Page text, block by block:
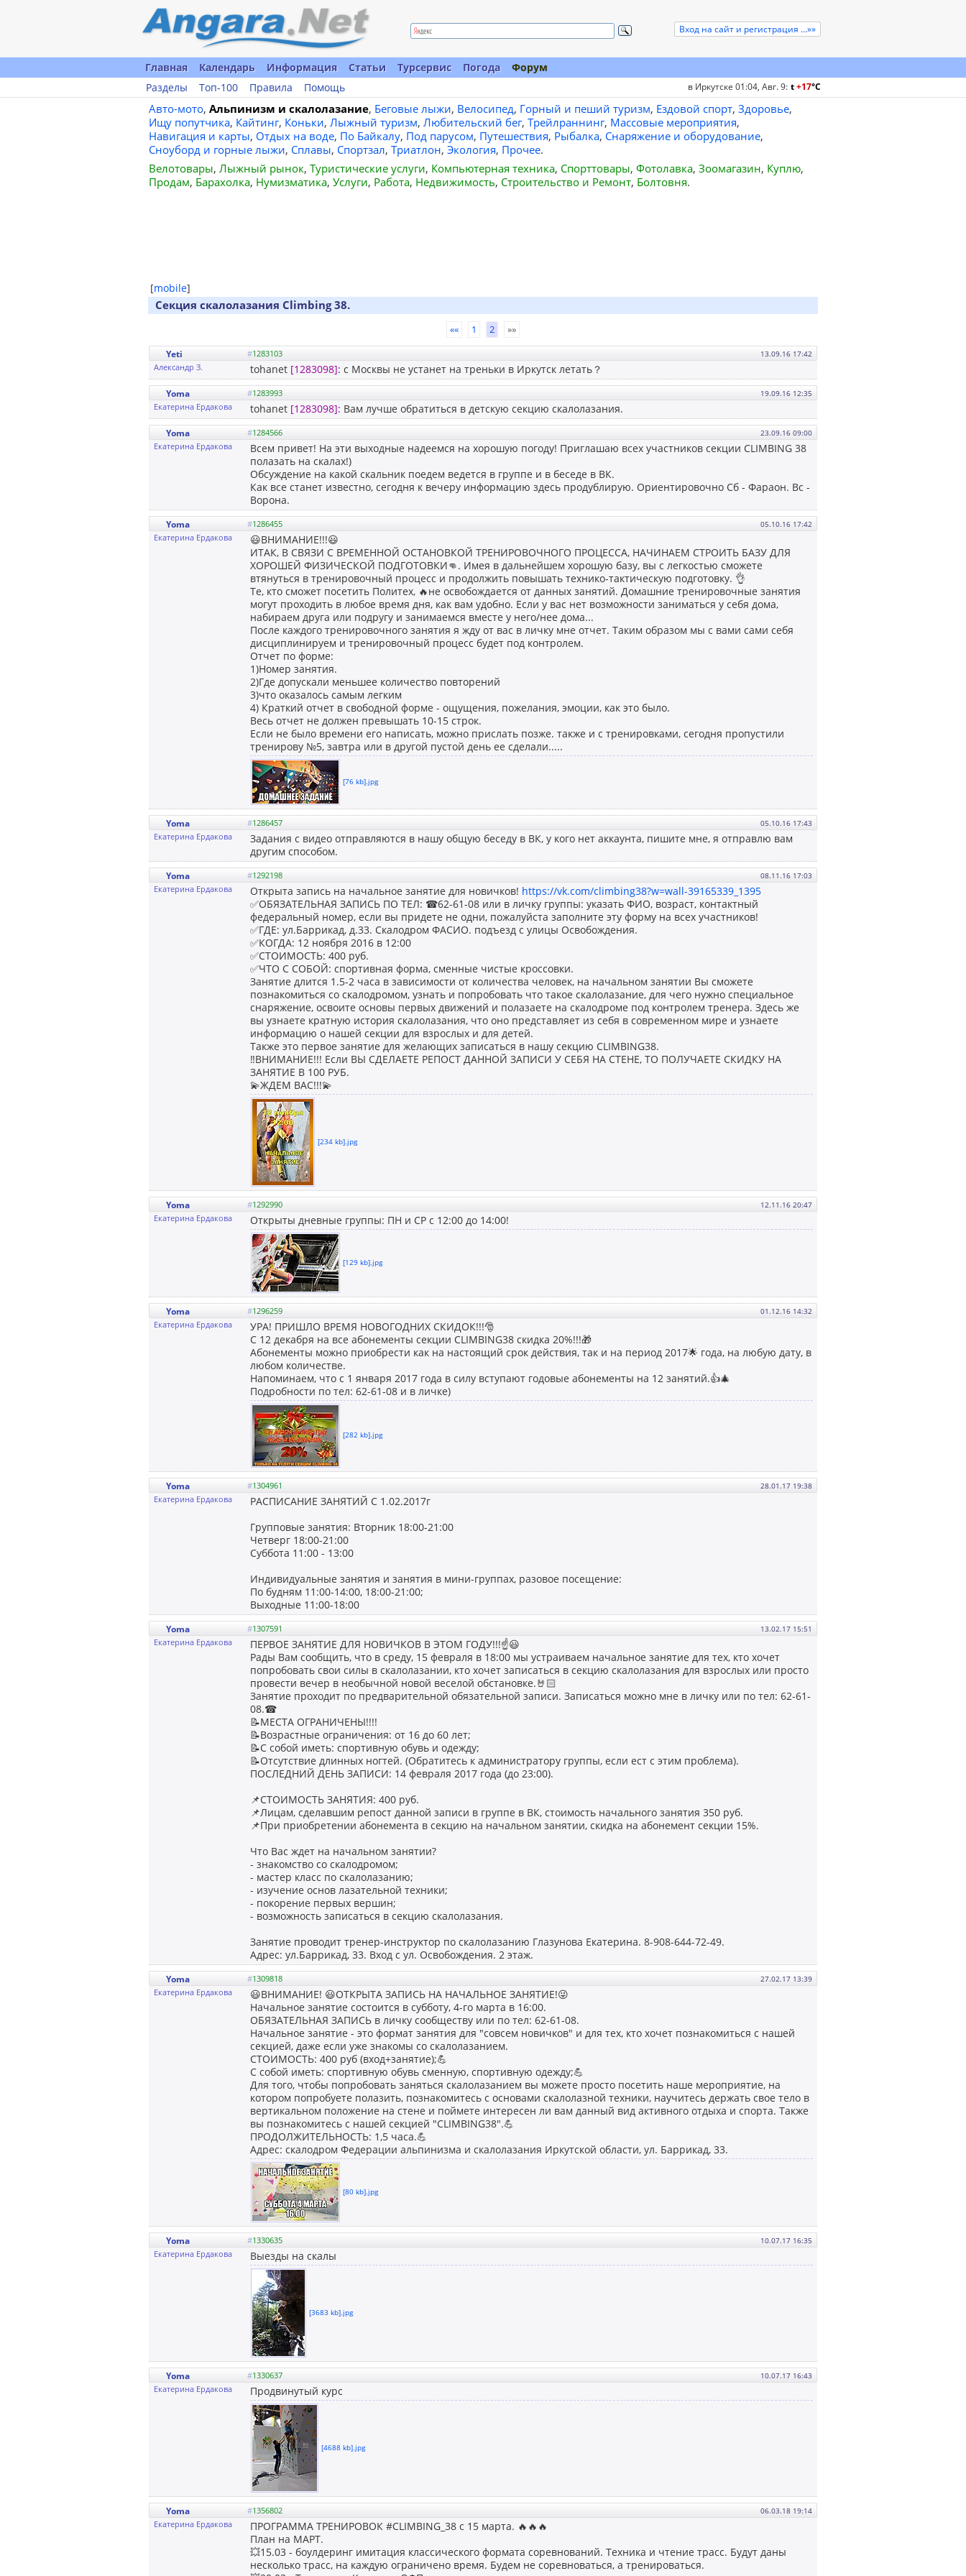
Вход на сайт и регистрация ...»»
Главная Календарь Информация Статьи Турсервис Погода
Форум
Разделы
Топ-100 Правила Помощь в Иркутске 01:04, Авг. 9: t+17°C
Авто-мото, Альпинизм и скалолазание, Беговые лыжи, Велосипед, Горный и пеший туризм, Ездовой спорт, Здоровье,
Ищу попутчика, Кайтинг, Коньки, Лыжный туризм, Любительский бег, Трейлраннинг, Массовые мероприятия,
Навигация и карты, Отдых на воде, По Байкалу, Под парусом, Путешествия, Рыбалка, Снаряжение и оборудование,
Сноуборд и горные лыжи, Сплавы, Спортзал, Триатлон, Экология, Прочее.
Велотовары, Лыжный рынок, Туристические услуги, Компьютерная техника, Спорттовары, Фотолавка, Зоомагазин, Куплю,
Продам, Барахолка, Нумизматика, Услуги, Работа, Недвижимость, Строительство и Ремонт, Болтовня.
[mobile]
Секция скалолазания Climbing 38.
«« 1 2 »»
13.09.16 17:42
Yeti #1283103
Александр З.
tohanet [1283098]: с Москвы не устанет на треньки в Иркутск летать？
19.09.16 12:35
Yoma #1283993
Екатерина Ердакова
tohanet [1283098]: Вам лучше обратиться в детскую секцию скалолазания.
23.09.16 09:00
Yoma #1284566
Екатерина Ердакова
Всем привет! На эти выходные надеемся на хорошую погоду! Приглашаю всех участников секции CLIMBING 38
полазать на скалах!)
Обсуждение на какой скальник поедем ведется в группе и в беседе в ВК.
Как все станет известно, сегодня к вечеру информацию здесь продублирую. Ориентировочно Сб - Фараон. Вс -
Ворона.
05.10.16 17:42
Yoma #1286455
Екатерина Ердакова
😃ВНИМАНИЕ!!!😃
ИТАК, В СВЯЗИ С ВРЕМЕННОЙ ОСТАНОВКОЙ ТРЕНИРОВОЧНОГО ПРОЦЕССА, НАЧИНАЕМ СТРОИТЬ БАЗУ ДЛЯ
ХОРОШЕЙ ФИЗИЧЕСКОЙ ПОДГОТОВКИ👊. Имея в дальнейшем хорошую базу, вы с легкостью сможете
втянуться в тренировочный процесс и продолжить повышать технико-тактическую подготовку. 👌
Те, кто сможет посетить Политех, 🔥не освобождается от данных занятий. Домашние тренировочные занятия
могут проходить в любое время дня, как вам удобно. Если у вас нет возможности заниматься у себя дома,
набираем друга или подругу и занимаемся вместе у него/нее дома...
После каждого тренировочного занятия я жду от вас в личку мне отчет. Таким образом мы с вами сами себя
дисциплинируем и тренировочный процесс будет под контролем.
Отчет по форме:
1)Номер занятия.
2)Где допускали меньшее количество повторений
3)что оказалось самым легким
4) Краткий отчет в свободной форме - ощущения, пожелания, эмоции, как это было.
Весь отчет не должен превышать 10-15 строк.
Если не было времени его написать, можно прислать позже. также и с тренировками, сегодня пропустили
тренирову №5, завтра или в другой пустой день ее сделали.....
[76 kb].jpg
05.10.16 17:43
Yoma #1286457
Екатерина Ердакова
Задания с видео отправляются в нашу общую беседу в ВК, у кого нет аккаунта, пишите мне, я отправлю вам
другим способом.
08.11.16 17:03
Yoma #1292198
Екатерина Ердакова
Открыта запись на начальное занятие для новичков! https://vk.com/climbing38?w=wall-39165339_1395
✅ОБЯЗАТЕЛЬНАЯ ЗАПИСЬ ПО ТЕЛ: ☎62-61-08 или в личку группы: указать ФИО, возраст, контактный
федеральный номер, если вы придете не одни, пожалуйста заполните эту форму на всех участников!
✅ГДЕ: ул.Баррикад, д.33. Скалодром ФАСИО. подъезд с улицы Освобождения.
✅КОГДА: 12 ноября 2016 в 12:00
✅СТОИМОСТЬ: 400 руб.
✅ЧТО С СОБОЙ: спортивная форма, сменные чистые кроссовки.
Занятие длится 1.5-2 часа в зависимости от количества человек, на начальном занятии Вы сможете
познакомиться со скалодромом, узнать и попробовать что такое скалолазание, для чего нужно специальное
снаряжение, освоите основы первых движений и полазаете на скалодроме под контролем тренера. Здесь же
вы узнаете кратную история скалолазания, что оно представляет из себя в современном мире и узнаете
информацию о нашей секции для взрослых и для детей.
Также это первое занятие для желающих записаться в нашу секцию CLIMBING38.
‼ВНИМАНИЕ!!! Если ВЫ СДЕЛАЕТЕ РЕПОСТ ДАННОЙ ЗАПИСИ У СЕБЯ НА СТЕНЕ, ТО ПОЛУЧАЕТЕ СКИДКУ НА
ЗАНЯТИЕ В 100 РУБ.
💫ЖДЕМ ВАС!!!💫
[234 kb].jpg
12.11.16 20:47
Yoma #1292990
Екатерина Ердакова
Открыты дневные группы: ПН и СР с 12:00 до 14:00!
[129 kb].jpg
01.12.16 14:32
Yoma #1296259
Екатерина Ердакова
УРА! ПРИШЛО ВРЕМЯ НОВОГОДНИХ СКИДОК!!!🎅
С 12 декабря на все абонементы секции CLIMBING38 скидка 20%!!!🎁
Абонементы можно приобрести как на настоящий срок действия, так и на период 2017🌟 года, на любую дату, в
любом количестве.
Напоминаем, что с 1 января 2017 года в силу вступают годовые абонементы на 12 занятий.👍🎄
Подробности по тел: 62-61-08 и в личке)
[282 kb].jpg
28.01.17 19:38
Yoma #1304961
Екатерина Ердакова
РАСПИСАНИЕ ЗАНЯТИЙ С 1.02.2017г
Групповые занятия: Вторник 18:00-21:00
Четверг 18:00-21:00
Суббота 11:00 - 13:00
Индивидуальные занятия и занятия в мини-группах, разовое посещение:
По будням 11:00-14:00, 18:00-21:00;
Выходные 11:00-18:00
13.02.17 15:51
Yoma #1307591
Екатерина Ердакова
ПЕРВОЕ ЗАНЯТИЕ ДЛЯ НОВИЧКОВ В ЭТОМ ГОДУ!!!☝😃
Рады Вам сообщить, что в среду, 15 февраля в 18:00 мы устраиваем начальное занятие для тех, кто хочет
попробовать свои силы в скалолазании, кто хочет записаться в секцию скалолазания для взрослых или просто
провести вечер в необычной новой веселой обстановке.🤘🏻
Занятие проходит по предварительной обязательной записи. Записаться можно мне в личку или по тел: 62-61-
08.☎
📝МЕСТА ОГРАНИЧЕНЫ!!!!
📝Возрастные ограничения: от 16 до 60 лет;
📝С собой иметь: спортивную обувь и одежду;
📝Отсутствие длинных ногтей. (Обратитесь к администратору группы, если ест с этим проблема).
ПОСЛЕДНИЙ ДЕНЬ ЗАПИСИ: 14 февраля 2017 года (до 23:00).
📌СТОИМОСТЬ ЗАНЯТИЯ: 400 руб.
📌Лицам, сделавшим репост данной записи в группе в ВК, стоимость начального занятия 350 руб.
📌При приобретении абонемента в секцию на начальном занятии, скидка на абонемент секции 15%.
Что Вас ждет на начальном занятии?
- знакомство со скалодромом;
- мастер класс по скалолазанию;
- изучение основ лазательной техники;
- покорение первых вершин;
- возможность записаться в секцию скалолазания.
Занятие проводит тренер-инструктор по скалолазанию Глазунова Екатерина. 8-908-644-72-49.
Адрес: ул.Баррикад, 33. Вход с ул. Освобождения. 2 этаж.
27.02.17 13:39
Yoma #1309818
Екатерина Ердакова
😃ВНИМАНИЕ! 😃ОТКРЫТА ЗАПИСЬ НА НАЧАЛЬНОЕ ЗАНЯТИЕ!😜
Начальное занятие состоится в субботу, 4-го марта в 16:00.
ОБЯЗАТЕЛЬНАЯ ЗАПИСЬ в личку сообществу или по тел: 62-61-08.
Начальное занятие - это формат занятия для "совсем новичков" и для тех, кто хочет познакомиться с нашей
секцией, даже если уже знакомы со скалолазанием.
СТОИМОСТЬ: 400 руб (вход+занятие);💪
С собой иметь: спортивную обувь сменную, спортивную одежду;💪
Для того, чтобы попробовать заняться скалолазанием вы можете просто посетить наше мероприятие, на
котором попробуете полазить, познакомитесь с основами скалолазной техники, научитесь держать свое тело в
вертикальном положение на стене и поймете интересен ли вам данный вид активного отдыха и спорта. Также
вы познакомитесь с нашей секцией "CLIMBING38".💪
ПРОДОЛЖИТЕЛЬНОСТЬ: 1,5 часа.💪
Адрес: скалодром Федерации альпинизма и скалолазания Иркутской области, ул. Баррикад, 33.
[80 kb].jpg
10.07.17 16:35
Yoma #1330635
Екатерина Ердакова
Выезды на скалы
[3683 kb].jpg
10.07.17 16:43
Yoma #1330637
Екатерина Ердакова
Продвинутый курс
[4688 kb].jpg
06.03.18 19:14
Yoma #1356802
Екатерина Ердакова
ПРОГРАММА ТРЕНИРОВОК #CLIMBING_38 с 15 марта. 🔥🔥🔥
План на МАРТ.
💥15.03 - боулдеринг имитация классического формата соревнований. Техника и чтение трасс. Будут даны
несколько трасс, на каждую ограничено время. Будем не соревноваться, а тренироваться.